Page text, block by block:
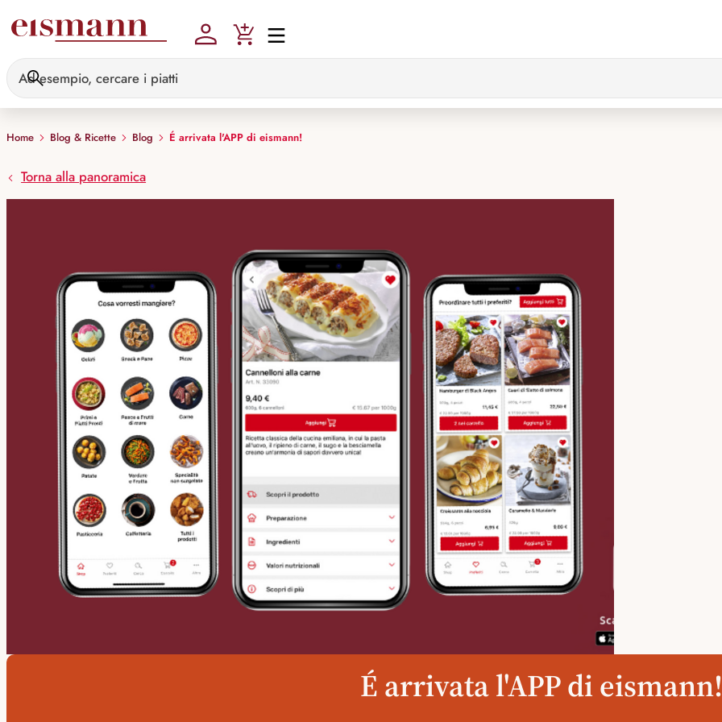
Home Blog & Ricette Blog É arrivata l'APP di eismann!
Torna alla panoramica
É arrivata l'APP di eismann!